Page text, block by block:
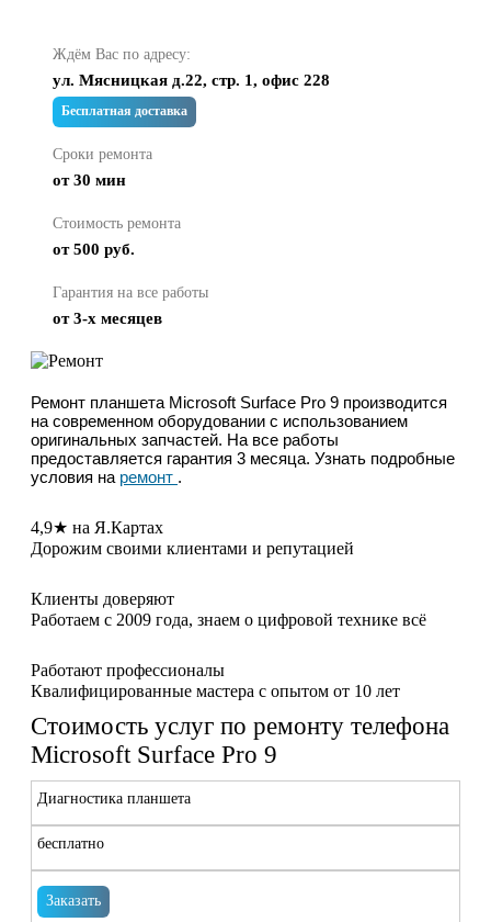
Ждём Вас по адресу:
ул. Мясницкая д.22, стр. 1, офис 228
Бесплатная доставка
Сроки ремонта
от 30 мин
Стоимость ремонта
от 500 руб.
Гарантия на все работы
от 3-х месяцев
Ремонт планшета Microsoft Surface Pro 9 производится
на современном оборудовании с использованием
оригинальных запчастей. На все работы
предоставляется гарантия 3 месяца. Узнать подробные
условия на ремонт .
4,9★ на Я.Картах
Дорожим своими клиентами и репутацией
Клиенты доверяют
Работаем с 2009 года, знаем о цифровой технике всё
Работают профессионалы
Квалифицированные мастера с опытом от 10 лет
Стоимость услуг по ремонту телефона
Microsoft Surface Pro 9
Диагностика планшета
бесплатно
Заказать